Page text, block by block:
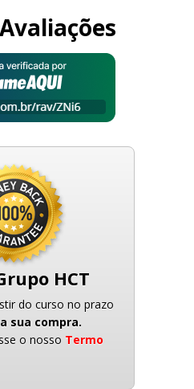
HCT
do curso no prazo
sua compra.
o nosso Termo